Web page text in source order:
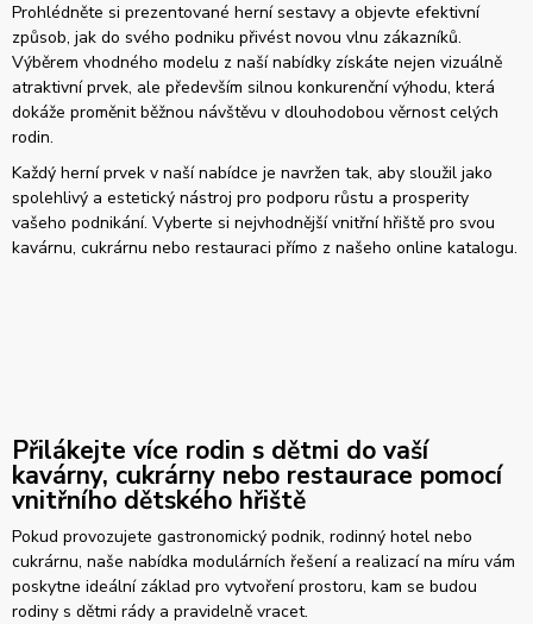
Prohlédněte si prezentované herní sestavy a objevte efektivní
způsob, jak do svého podniku přivést novou vlnu zákazníků.
Výběrem vhodného modelu z naší nabídky získáte nejen vizuálně
atraktivní prvek, ale především silnou konkurenční výhodu, která
dokáže proměnit běžnou návštěvu v dlouhodobou věrnost celých
rodin.
Každý herní prvek v naší nabídce je navržen tak, aby sloužil jako
spolehlivý a estetický nástroj pro podporu růstu a prosperity
vašeho podnikání. Vyberte si nejvhodnější vnitřní hřiště pro svou
kavárnu, cukrárnu nebo restauraci přímo z našeho online katalogu.
Přilákejte více rodin s dětmi do vaší
kavárny, cukrárny nebo restaurace pomocí
vnitřního dětského hřiště
Pokud provozujete gastronomický podnik, rodinný hotel nebo
cukrárnu, naše nabídka modulárních řešení a realizací na míru vám
poskytne ideální základ pro vytvoření prostoru, kam se budou
rodiny s dětmi rády a pravidelně vracet.